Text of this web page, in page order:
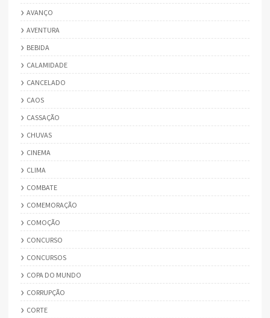
AVANÇO
AVENTURA
BEBIDA
CALAMIDADE
CANCELADO
CAOS
CASSAÇÃO
CHUVAS
CINEMA
CLIMA
COMBATE
COMEMORAÇÃO
COMOÇÃO
CONCURSO
CONCURSOS
COPA DO MUNDO
CORRUPÇÃO
CORTE